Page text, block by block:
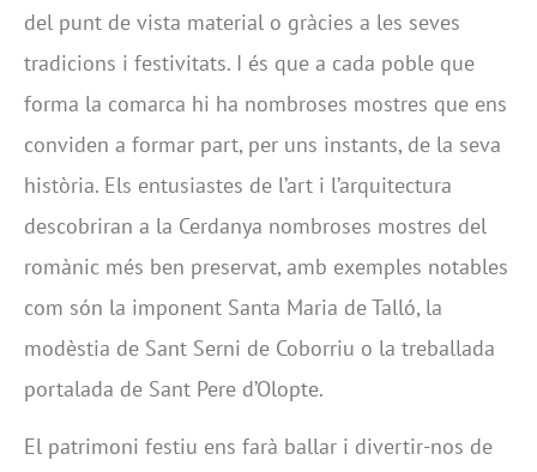
del punt de vista material o gràcies a les seves
tradicions i festivitats. I és que a cada poble que
forma la comarca hi ha nombroses mostres que ens
conviden a formar part, per uns instants, de la seva
història. Els entusiastes de l’art i l’arquitectura
descobriran a la Cerdanya nombroses mostres del
romànic més ben preservat, amb exemples notables
com són la imponent Santa Maria de Talló, la
modèstia de Sant Serni de Coborriu o la treballada
portalada de Sant Pere d’Olopte.
El patrimoni festiu ens farà ballar i divertir-nos de